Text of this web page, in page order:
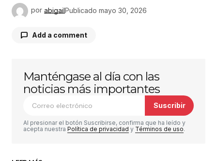
por abigailPublicado mayo 30, 2026
Add a comment
Tu dirección de correo electrónico no será
publicada. Los campos obligatorios están
marcados con*
Comentario*
Manténgase al día con las
noticias más importantes
Suscribir
Al presionar el botón Suscribirse, confirma que ha leído y
acepta nuestra Política de privacidad y Términos de uso.